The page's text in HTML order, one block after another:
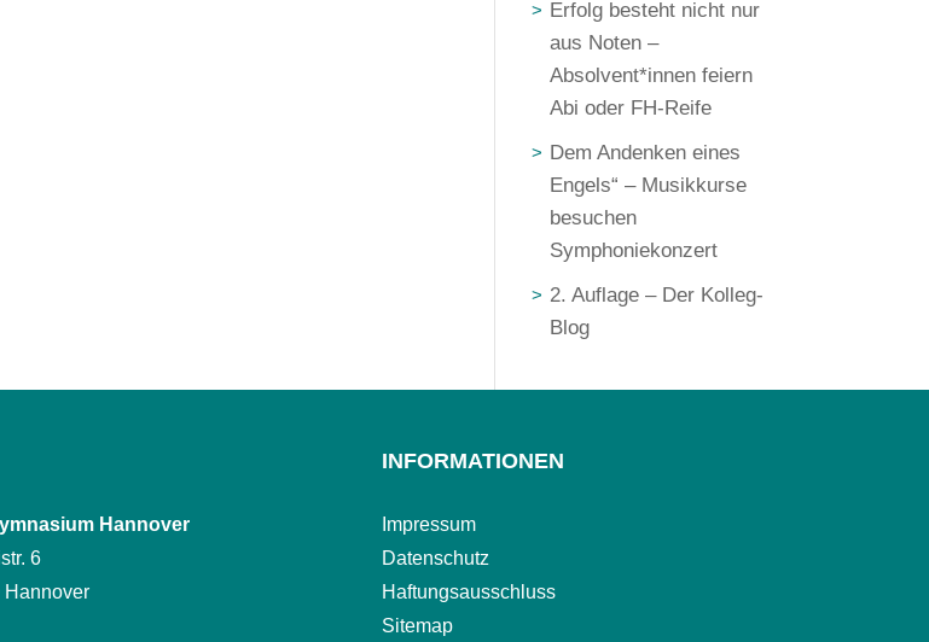
Erfolg besteht nicht nur
aus Noten –
Absolvent*innen feiern
Abi oder FH-Reife
Dem Andenken eines
Engels“ – Musikkurse
besuchen
Symphoniekonzert
2. Auflage – Der Kolleg-
Blog
Hannover
6
Hannover
INFORMATIONEN
Impressum
Datenschutz
Haftungsausschluss
Sitemap